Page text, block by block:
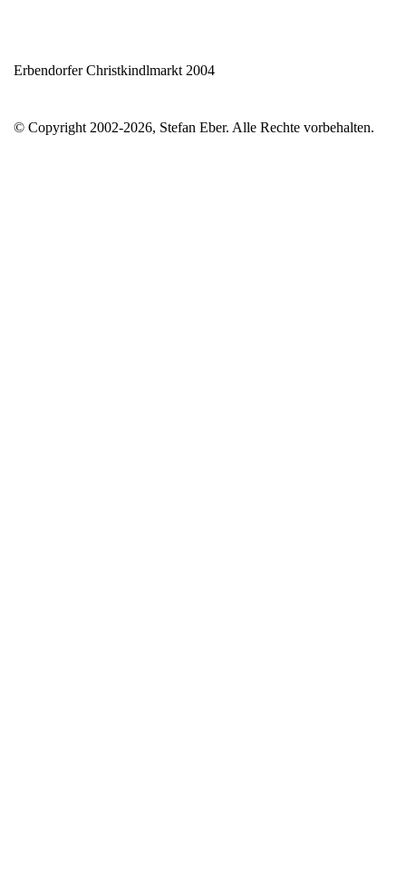
Erbendorfer Christkindlmarkt 2004
© Copyright 2002-2026, Stefan Eber. Alle Rechte vorbehalten.